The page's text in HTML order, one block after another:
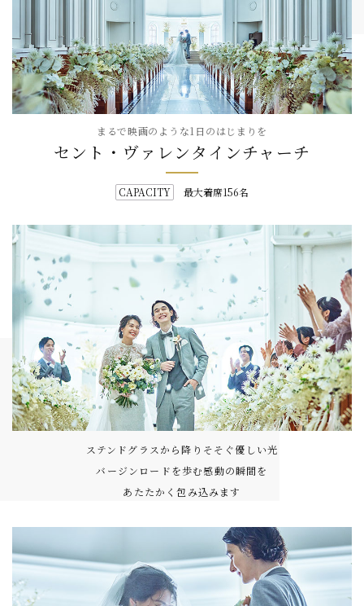
まるで映画のような1日のはじまりを
セント・ヴァレンタインチャーチ
最大着席156名
ステンドグラスから降りそそぐ優しい光
バージンロードを歩む感動の瞬間を
あたたかく包み込みます